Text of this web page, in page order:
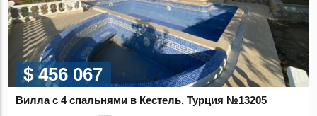
$ 456 067
Вилла с 4 спальнями в Кестель, Турция №13205